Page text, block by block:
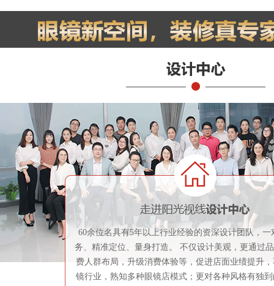
60余位名具有5年以上行业经验的资深设计团队，一
务、精准定位、量身打造。 不仅设计美观，更通过
费人群布局，升级消费体验等，促进店面业绩提升
镜行业，熟知多种眼镜店模式；更对各种风格有独